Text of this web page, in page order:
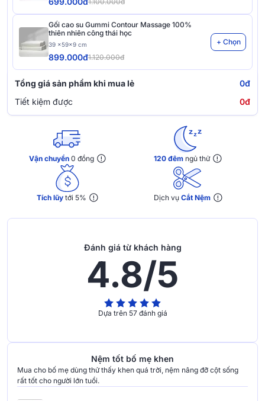
Gối cao su Gummi Contour Massage 100%
thiên nhiên công thái học
39 x59x9 cm
899.000đ1.120.000đ
+ Chọn
Tổng giá sản phẩm khi mua lẻ
0đ
Tiết kiệm được
0đ
Vận chuyển 0 đồng 120 đêm ngủ thử
Tích lũy tới 5% Dịch vụ Cắt Nệm
Đánh giá từ khách hàng
4.8/5
Dựa trên 57 đánh giá
Nệm tốt bố mẹ khen
Mua cho bố mẹ dùng thử thấy khen quá trời, nệm nâng đỡ cột sống
rất tốt cho người lớn tuổi.